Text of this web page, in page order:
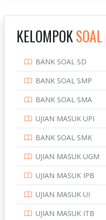
BANDUNG
INSTITUT TEKNOLOGI
INSTITUT TEKNOLOGI
SEPULUH NOVEMBER
INSTITUT TEKNOLOGI
SUMATERA
IPDN / STPDN
PENDIDIKAN
PERBANKAN
POLRI
POLTEK SSN
KELOMPOKSOAL
BANK SOAL SD
BANK SOAL SMP
BANK SOAL SMA
UJIAN MASUK UPI
BANK SOAL SMK
UJIAN MASUK UGM
UJIAN MASUK IPB
UJIAN MASUK UI
UJIAN MASUK ITB